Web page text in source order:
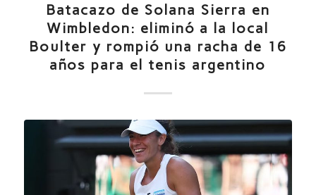
Batacazo de Solana Sierra en
Wimbledon: eliminó a la local
Boulter y rompió una racha de 16
años para el tenis argentino